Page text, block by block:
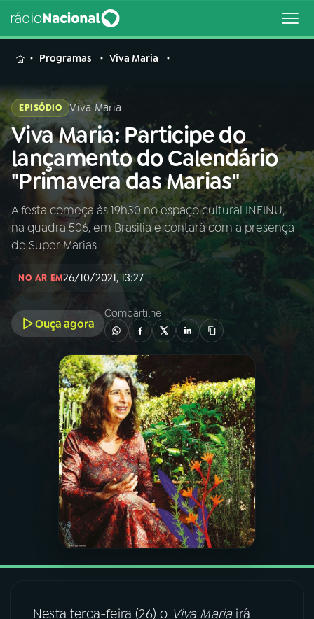
MENU
Buscar
na
Rádio
Nacional
Buscar
AO VIVO
PROGRAMAS
PODCASTS
VIDEOCASTS
ÚLTIMAS
Programas Viva Maria
EPISÓDIO Viva Maria
Viva Maria: Participe do
lançamento do Calendário
"Primavera das Marias"
A festa começa às 19h30 no espaço cultural INFINU,
na quadra 506, em Brasília e contará com a presença
de Super Marias
NO AR EM26/10/2021, 13:27
Ouça agora
Compartilhe
Nesta terça-feira (26) o Viva Mariairá